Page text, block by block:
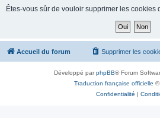
Êtes-vous sûr de vouloir supprimer les cookies
Accueil du forum Supprimer les
Développé parphpBB® Forum
Traduction française officielle ©
Confidentialité |